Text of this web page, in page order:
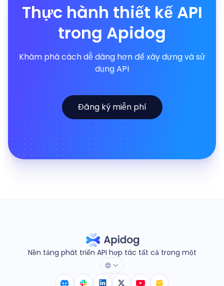
Thực hành thiết kế API
trong Apidog
Khám phá cách dễ dàng hơn để xây dựng và sử
dụng API
Đăng ký miễn phí
Nền tảng phát triển API hợp tác tất cả trong một